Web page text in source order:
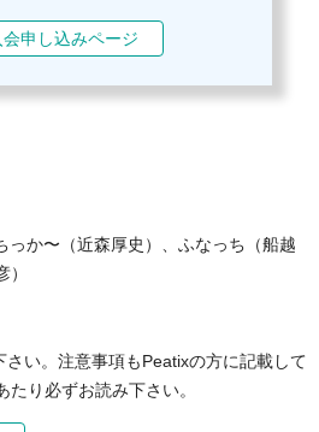
会申し込みページ
っか〜（近森厚史）、ふなっち（船越
い。注意事項もPeatixの方に記載して
り必ずお読み下さい。